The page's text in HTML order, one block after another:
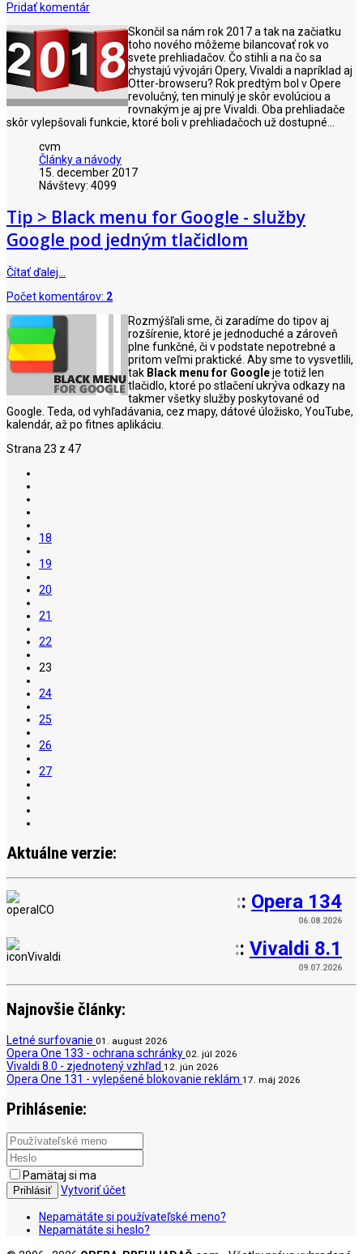
Pridať komentár
Skončil sa nám rok 2017 a tak na začiatku
toho nového môžeme bilancovať rok vo
svete prehliadačov. Čo stihli a na čo sa
chystajú vývojári Opery, Vivaldi a napríklad aj
Otter-browseru? Rok predtým bol v Opere
revolučný, ten minulý je skôr evolúciou a
rovnakým je aj pre Vivaldi. Oba prehliadače
skôr vylepšovali funkcie, ktoré boli v prehliadačoch už dostupné...
cvm
Články a návody
15. december 2017
Návštevy: 4099
Tip > Black menu for Google - služby
Google pod jedným tlačidlom
Čítať ďalej…
Počet komentárov: 2
Rozmýšľali sme, či zaradíme do tipov aj
rozšírenie, ktoré je jednoduché a zároveň
plne funkčné, či v podstate nepotrebné a
pritom veľmi praktické. Aby sme to vysvetlili,
tak Black menu for Googleje totiž len
tlačidlo, ktoré po stlačení ukrýva odkazy na
takmer všetky služby poskytované od
Google. Teda, od vyhľadávania, cez mapy, dátové úložisko, YouTube,
kalendár, až po fitnes aplikáciu.
Strana 23 z 47
18
19
20
21
22
23
24
25
26
27
Aktuálne verzie:
:: Opera 134
06.08.2026
:: Vivaldi 8.1
09.07.2026
Najnovšie články:
Letné surfovanie 01. august 2026
Opera One 133 - ochrana schránky 02. júl 2026
Vivaldi 8.0 - zjednotený vzhľad 12. jún 2026
Opera One 131 - vylepšené blokovanie reklám 17. máj 2026
Prihlásenie:
Pamätaj si ma
Prihlásiť Vytvoriť účet
Nepamätáte si používateľské meno?
Nepamätáte si heslo?